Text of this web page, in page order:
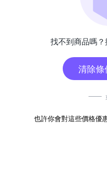
找不到商品嗎？
清除
也許你會對這些價格優